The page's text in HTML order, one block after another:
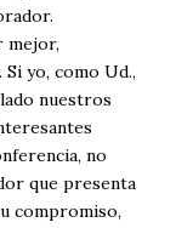
mejor,
yo, como Ud.,
nuestros
no
que presenta
compromiso,